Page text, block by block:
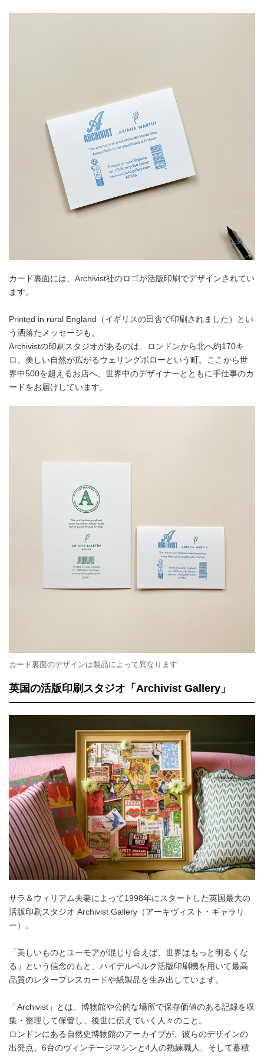
カード裏面には、Archivist社のロゴが活版印刷でデザインされてい
ます。
Printed in rural England（イギリスの田舎で印刷されました）とい
う洒落たメッセージも。
Archivistの印刷スタジオがあるのは、ロンドンから北へ約170キ
ロ、美しい自然が広がるウェリングボローという町。ここから世
界中500を超えるお店へ、世界中のデザイナーとともに手仕事のカ
ードをお届けしています。
カード裏面のデザインは製品によって異なります
英国の活版印刷スタジオ「Archivist Gallery」
サラ＆ウィリアム夫妻によって1998年にスタートした英国最大の
活版印刷スタジオ Archivist Gallery（アーキヴィスト・ギャラリ
ー）。
「美しいものとユーモアが混じり合えば、世界はもっと明るくな
る」という信念のもと、ハイデルベルク活版印刷機を用いて最高
品質のレタープレスカードや紙製品を生み出しています。
「Archivist」とは、博物館や公的な場所で保存価値のある記録を収
集・整理して保管し、後世に伝えていく人々のこと。
ロンドンにある自然史博物館のアーカイブが、彼らのデザインの
出発点。6台のヴィンテージマシンと4人の熟練職人、そして蓄積